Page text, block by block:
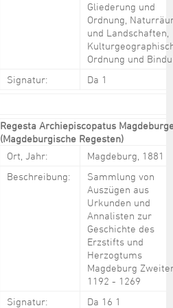
Gliederung und
Ordnung,
und Landschaften,
Ordnung und
Signatur:
Da 1
Regesta Archiepiscopatus
(Magdeburgische Regesten)
Ort, Jahr:
Magdeburg, 1881
Beschreibung:
Sammlung von
Auszügen aus
Urkunden und
Annalisten zur
Geschichte des
Erzstifts und
Herzogtums
Magdeburg
1192 - 1269
Signatur:
Da 16 1